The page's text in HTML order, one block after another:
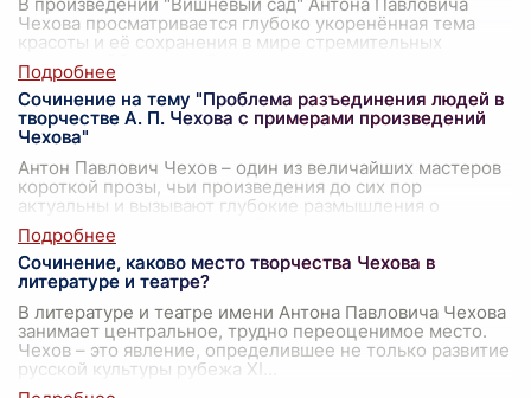
Чехова просматривается глубоко укоренённая тема
красоты и её сохранения в мире стремительных
перемен. Образ вишнёвого сада становится
Сочинение на тему "Проблема разъединения людей в
творчестве А. П. Чехова с примерами произведений
Чехова"
Антон Павлович Чехов – один из величайших мастеров
короткой прозы, чьи произведения до сих пор
актуальны и вызывают глубокие размышления о
человеческой природе и общества в целом.
Сочинение, каково место творчества Чехова в
литературе и театре?
В литературе и театре имени Антона Павловича Чехова
занимает центральное, трудно переоценимое место.
Чехов – это явление, определившее не только развитие
русской культуры рубежа XI